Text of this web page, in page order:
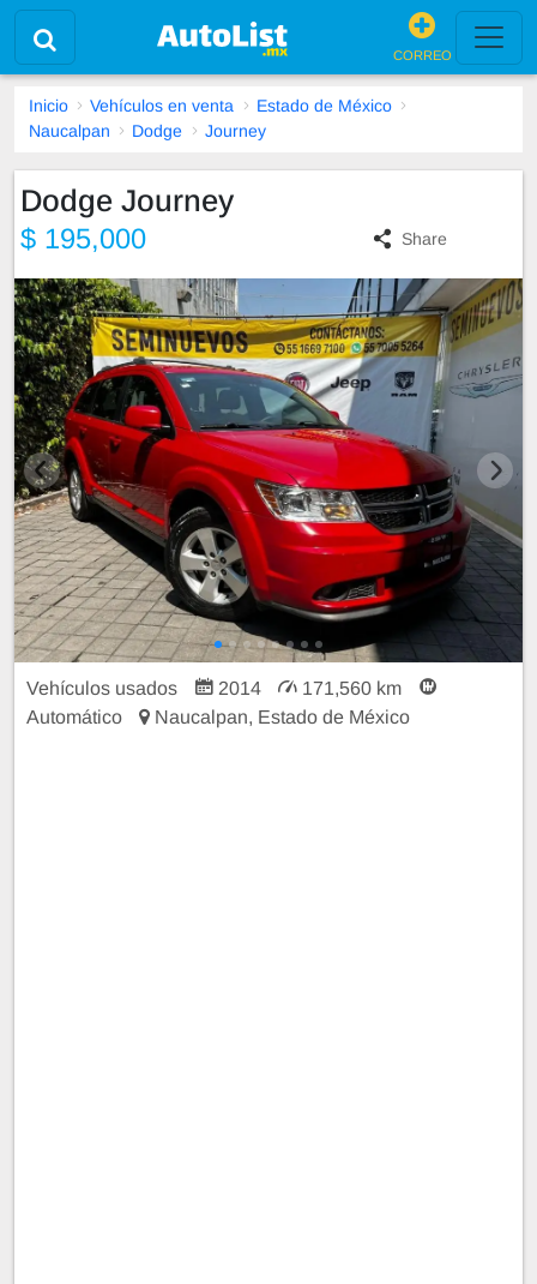
CORREO
Inicio Vehículos en venta
Estado de México
Naucalpan
Dodge Journey
Dodge Journey
$ 195,000 Share
Vehículos usados 2014
171,560 km
Automático
Naucalpan, Estado de México